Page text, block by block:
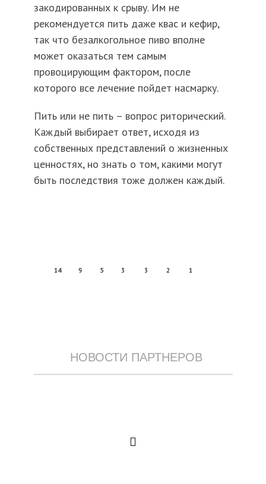
закодированных к срыву. Им не
рекомендуется пить даже квас и кефир,
так что безалкогольное пиво вполне
может оказаться тем самым
провоцирующим фактором, после
которого все лечение пойдет насмарку.
Пить или не пить – вопрос риторический.
Каждый выбирает ответ, исходя из
собственных представлений о жизненных
ценностях, но знать о том, какими могут
быть последствия тоже должен каждый.
14 9 5 3 3 2 1
НОВОСТИ ПАРТНЕРОВ